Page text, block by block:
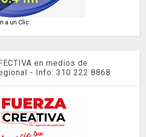
a un Clic
en medios de
- Info: 310 222 8868